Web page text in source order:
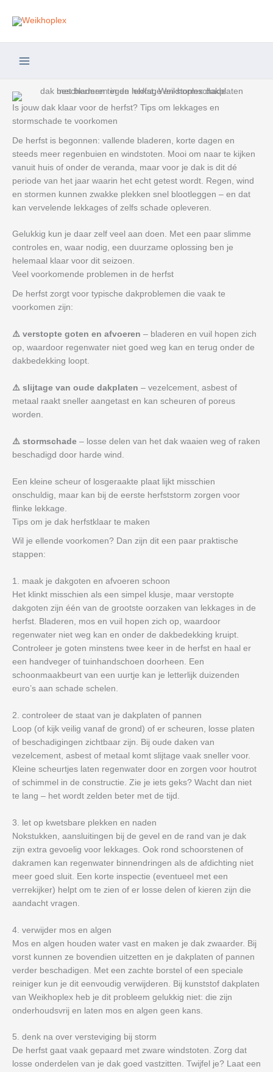
naar
Is jouw dak klaar voor de herfst? Tips om lekkages en
stormschade te voorkomen
De herfst is begonnen: vallende bladeren, korte dagen en
steeds meer regenbuien en windstoten. Mooi om naar te kijken
vanuit huis of onder de veranda, maar voor je dak is dit dé
periode van het jaar waarin het echt getest wordt. Regen, wind
en stormen kunnen zwakke plekken snel blootleggen – en dat
kan vervelende lekkages of zelfs schade opleveren.
Gelukkig kun je daar zelf veel aan doen. Met een paar slimme
controles en, waar nodig, een duurzame oplossing ben je
helemaal klaar voor dit seizoen.
Veel voorkomende problemen in de herfst
De herfst zorgt voor typische dakproblemen die vaak te
voorkomen zijn:
⚠️ verstopte goten en afvoeren – bladeren en vuil hopen zich
op, waardoor regenwater niet goed weg kan en terug onder de
dakbedekking loopt.
⚠️ slijtage van oude dakplaten – vezelcement, asbest of
metaal raakt sneller aangetast en kan scheuren of poreus
worden.
⚠️ stormschade – losse delen van het dak waaien weg of raken
beschadigd door harde wind.
Een kleine scheur of losgeraakte plaat lijkt misschien
onschuldig, maar kan bij de eerste herfststorm zorgen voor
flinke lekkage.
Tips om je dak herfstklaar te maken
Wil je ellende voorkomen? Dan zijn dit een paar praktische
stappen:
1. maak je dakgoten en afvoeren schoon
Het klinkt misschien als een simpel klusje, maar verstopte
dakgoten zijn één van de grootste oorzaken van lekkages in de
herfst. Bladeren, mos en vuil hopen zich op, waardoor
regenwater niet weg kan en onder de dakbedekking kruipt.
Controleer je goten minstens twee keer in de herfst en haal er
een handveger of tuinhandschoen doorheen. Een
schoonmaakbeurt van een uurtje kan je letterlijk duizenden
euro’s aan schade schelen.
2. controleer de staat van je dakplaten of pannen
Loop (of kijk veilig vanaf de grond) of er scheuren, losse platen
of beschadigingen zichtbaar zijn. Bij oude daken van
vezelcement, asbest of metaal komt slijtage vaak sneller voor.
Kleine scheurtjes laten regenwater door en zorgen voor houtrot
of schimmel in de constructie. Zie je iets geks? Wacht dan niet
te lang – het wordt zelden beter met de tijd.
3. let op kwetsbare plekken en naden
Nokstukken, aansluitingen bij de gevel en de rand van je dak
zijn extra gevoelig voor lekkages. Ook rond schoorstenen of
dakramen kan regenwater binnendringen als de afdichting niet
meer goed sluit. Een korte inspectie (eventueel met een
verrekijker) helpt om te zien of er losse delen of kieren zijn die
aandacht vragen.
4. verwijder mos en algen
Mos en algen houden water vast en maken je dak zwaarder. Bij
vorst kunnen ze bovendien uitzetten en je dakplaten of pannen
verder beschadigen. Met een zachte borstel of een speciale
reiniger kun je dit eenvoudig verwijderen. Bij kunststof dakplaten
van Weikhoplex heb je dit probleem gelukkig niet: die zijn
onderhoudsvrij en laten mos en algen geen kans.
5. denk na over versteviging bij storm
De herfst gaat vaak gepaard met zware windstoten. Zorg dat
losse onderdelen van je dak goed vastzitten. Twijfel je? Laat een